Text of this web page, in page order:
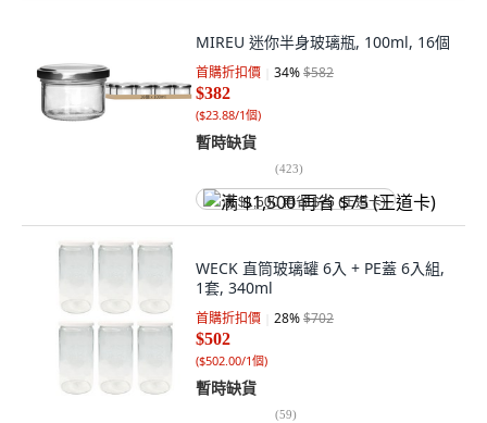
MIREU 迷你半身玻璃瓶, 100ml, 16個
首購折扣價 34%$582
$382
($23.88/1個)
暫時缺貨
(423)
满 $1,500 再省 $75 (王道卡)
WECK 直筒玻璃罐 6入 + PE蓋 6入組,
1套, 340ml
首購折扣價 28%$702
$502
($502.00/1個)
暫時缺貨
(59)